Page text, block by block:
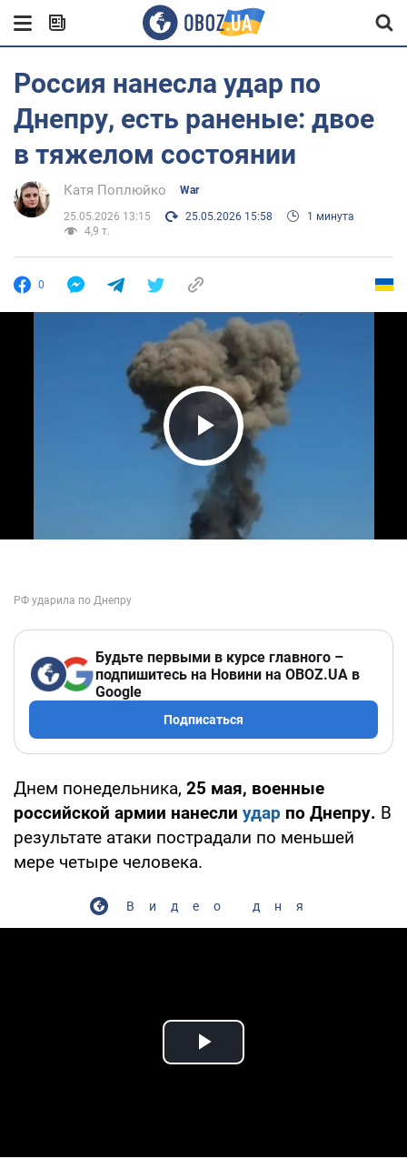
Россия нанесла удар по
Днепру, есть раненые: двое
в тяжелом состоянии
Катя Поплюйко War
25.05.2026 13:15 25.05.2026 15:58
1 минута
4,9 т.
0
Play Video
Будьте первыми в курсе главного –
подпишитесь на Новини на OBOZ.UA в
Google
Подписаться
Днем понедельника, 25 мая, военные
российской армии нанесли удар по Днепру. В
результате атаки пострадали по меньшей
мере четыре человека.
Видео дня
Play Video